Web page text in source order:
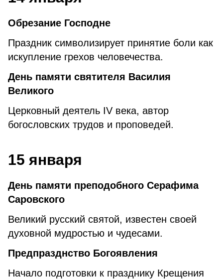
Обрезание Господне
Праздник символизирует принятие боли как
искупление грехов человечества.
День памяти святителя Василия
Великого
Церковный деятель IV века, автор
богословских трудов и проповедей.
15 января
День памяти преподобного Серафима
Саровского
Великий русский святой, известен своей
духовной мудростью и чудесами.
Предпразднство Богоявления
Начало подготовки к празднику Крещения